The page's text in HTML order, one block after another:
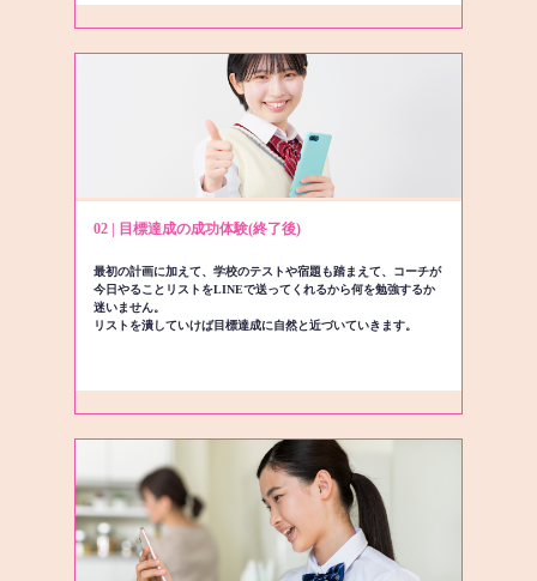
02 | 目標達成の成功体験(終了後)
最初の計画に加えて、学校のテストや宿題も踏まえて、コーチが
今日やることリストをLINEで送ってくれるから何を勉強するか
迷いません。
リストを潰していけば目標達成に自然と近づいていきます。